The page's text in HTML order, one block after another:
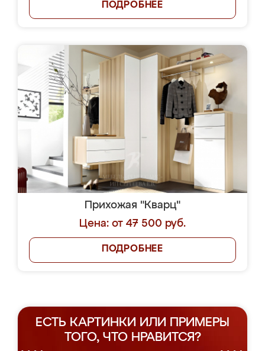
ПОДРОБНЕЕ
Прихожая "Кварц"
Цена: от 47 500 руб.
ПОДРОБНЕЕ
ЕСТЬ КАРТИНКИ ИЛИ ПРИМЕРЫ
ТОГО, ЧТО НРАВИТСЯ?